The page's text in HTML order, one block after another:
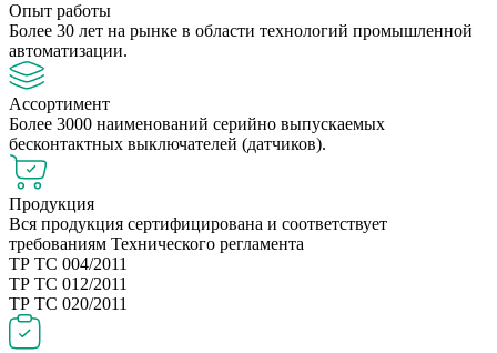
Опыт работы
Более 30 лет на рынке в области технологий промышленной
автоматизации.
Ассортимент
Более 3000 наименований серийно выпускаемых
бесконтактных выключателей (датчиков).
Продукция
Вся продукция сертифицирована и соответствует
требованиям Технического регламента
ТР ТС 004/2011
ТР ТС 012/2011
ТР ТС 020/2011